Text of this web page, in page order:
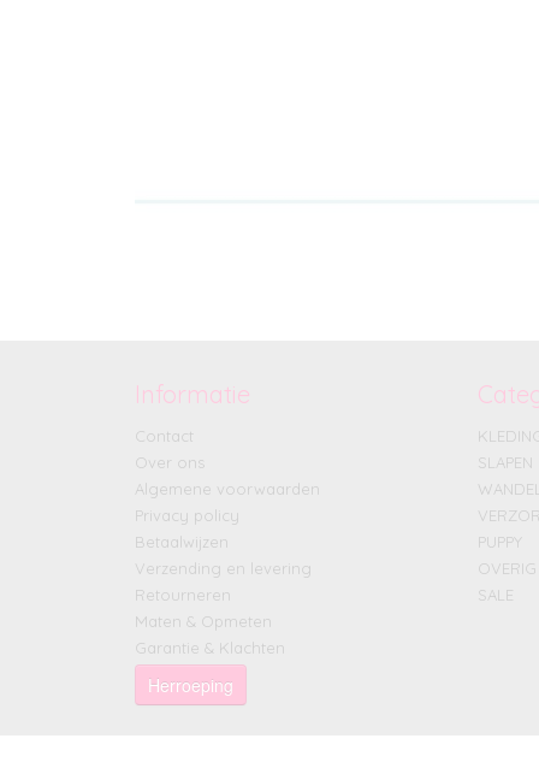
Informatie
Contact
Over ons
Algemene voorwaarden
Privacy policy
Betaalwijzen
Verzending en levering
Retourneren
Maten & Opmeten
Garantie & Klachten
Herroeping
SLAPEN
PUPPY
OVERIG
SALE